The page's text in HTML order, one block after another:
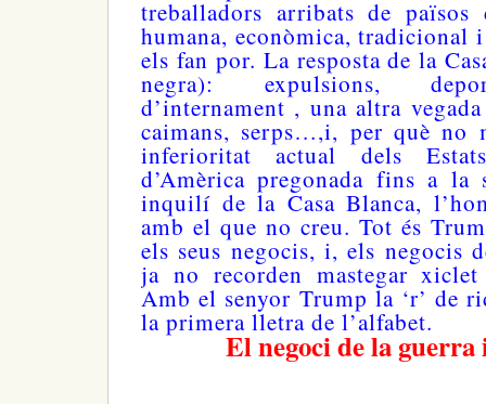
treballadors arribats de
humana, econòmica, tradicional
els fan por. La resposta de la
negra): expulsions,
d’internament , una altra
caimans, serps…,i, per què
inferioritat actual dels
d’Amèrica pregonada fins a la
inquilí de la Casa Blanca,
amb el que no creu. Tot és
els seus negocis, i, els negocis
ja no recorden mastegar
Amb el senyor Trump la ‘r’ de
la primera lletra de l’alfabet.
El negoci de la